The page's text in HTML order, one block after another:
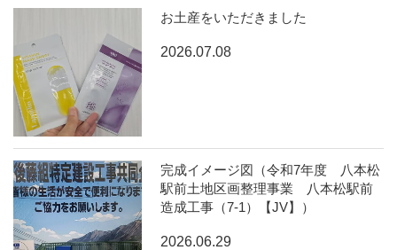
お土産をいただきました
2026.07.08
完成イメージ図（令和7年度 八本松
駅前土地区画整理事業 八本松駅前
造成工事（7-1）【JV】）
2026.06.29